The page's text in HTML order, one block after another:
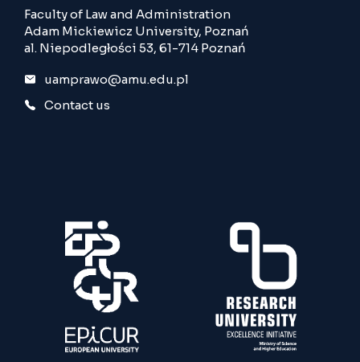
Faculty of Law and Administration
Adam Mickiewicz University, Poznań
al. Niepodległości 53, 61-714 Poznań
uamprawo@amu.edu.pl
Contact us